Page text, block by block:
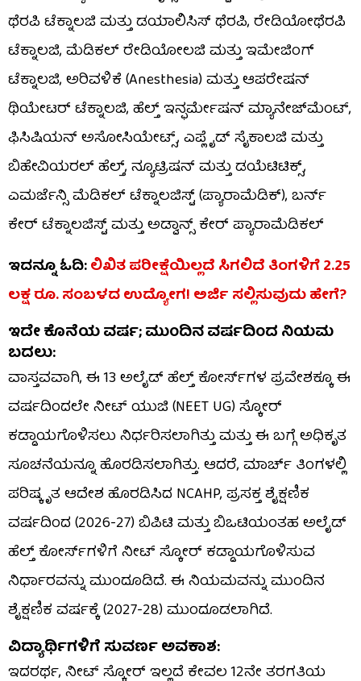
ಥೆರಪಿ ಟೆಕ್ನಾಲಜಿ ಮತ್ತು ಡಯಾಲಿಸಿಸ್ ಥೆರಪಿ, ರೇಡಿಯೋಥೆರಪಿ
ಟೆಕ್ನಾಲಜಿ, ಮೆಡಿಕಲ್ ರೇಡಿಯೋಲಜಿ ಮತ್ತು ಇಮೇಜಿಂಗ್
ಟೆಕ್ನಾಲಜಿ, ಅರಿವಳಿಕೆ (Anesthesia) ಮತ್ತು ಆಪರೇಷನ್
ಥಿಯೇಟರ್ ಟೆಕ್ನಾಲಜಿ, ಹೆಲ್ತ್ ಇನ್ಫರ್ಮೇಷನ್ ಮ್ಯಾನೇಜ್‌ಮೆಂಟ್,
ಫಿಸಿಷಿಯನ್ ಅಸೋಸಿಯೇಟ್ಸ್, ಎಪ್ಲೈಡ್ ಸೈಕಾಲಜಿ ಮತ್ತು
ಬಿಹೇವಿಯರಲ್ ಹೆಲ್ತ್, ನ್ಯೂಟ್ರಿಷನ್ ಮತ್ತು ಡಯೆಟಿಟಿಕ್ಸ್,
ಎಮರ್ಜೆನ್ಸಿ ಮೆಡಿಕಲ್ ಟೆಕ್ನಾಲಜಿಸ್ಟ್ (ಪ್ಯಾರಾಮೆಡಿಕ್), ಬರ್ನ್
ಕೇರ್ ಟೆಕ್ನಾಲಜಿಸ್ಟ್ ಮತ್ತು ಅಡ್ವಾನ್ಸ್ ಕೇರ್ ಪ್ಯಾರಾಮೆಡಿಕಲ್
ಇದನ್ನೂ ಓದಿ:ಲಿಖಿತ ಪರೀಕ್ಷೆಯಿಲ್ಲದೆ ಸಿಗಲಿದೆ ತಿಂಗಳಿಗೆ 2.25
ಲಕ್ಷ ರೂ. ಸಂಬಳದ ಉದ್ಯೋಗ! ಅರ್ಜಿ ಸಲ್ಲಿಸುವುದು ಹೇಗೆ?
ಇದೇ ಕೊನೆಯ ವರ್ಷ; ಮುಂದಿನ ವರ್ಷದಿಂದ ನಿಯಮ
ಬದಲು:
ವಾಸ್ತವವಾಗಿ, ಈ 13 ಅಲೈಡ್ ಹೆಲ್ತ್ ಕೋರ್ಸ್‌ಗಳ ಪ್ರವೇಶಕ್ಕೂ ಈ
ವರ್ಷದಿಂದಲೇ ನೀಟ್ ಯುಜಿ (NEET UG) ಸ್ಕೋರ್
ಕಡ್ಡಾಯಗೊಳಿಸಲು ನಿರ್ಧರಿಸಲಾಗಿತ್ತು ಮತ್ತು ಈ ಬಗ್ಗೆ ಅಧಿಕೃತ
ಸೂಚನೆಯನ್ನೂ ಹೊರಡಿಸಲಾಗಿತ್ತು. ಆದರೆ, ಮಾರ್ಚ್ ತಿಂಗಳಲ್ಲಿ
ಪರಿಷ್ಕೃತ ಆದೇಶ ಹೊರಡಿಸಿದ NCAHP, ಪ್ರಸಕ್ತ ಶೈಕ್ಷಣಿಕ
ವರ್ಷದಿಂದ (2026-27) ಬಿಪಿಟಿ ಮತ್ತು ಬಿಒಟಿಯಂತಹ ಅಲೈಡ್
ಹೆಲ್ತ್ ಕೋರ್ಸ್‌ಗಳಿಗೆ ನೀಟ್ ಸ್ಕೋರ್ ಕಡ್ಡಾಯಗೊಳಿಸುವ
ನಿರ್ಧಾರವನ್ನು ಮುಂದೂಡಿದೆ. ಈ ನಿಯಮವನ್ನು ಮುಂದಿನ
ಶೈಕ್ಷಣಿಕ ವರ್ಷಕ್ಕೆ (2027-28) ಮುಂದೂಡಲಾಗಿದೆ.
ವಿದ್ಯಾರ್ಥಿಗಳಿಗೆ ಸುವರ್ಣ ಅವಕಾಶ:
ಇದರರ್ಥ, ನೀಟ್ ಸ್ಕೋರ್ ಇಲ್ಲದೆ ಕೇವಲ 12ನೇ ತರಗತಿಯ